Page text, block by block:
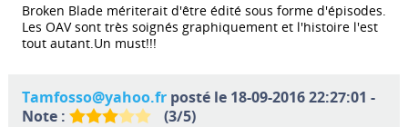
Broken Blade mériterait d'être édité sous forme d'épisodes.
Les OAV sont très soignés graphiquement et l'histoire l'est
tout autant.Un must!!!
Tamfosso@yahoo.frposté le 18-09-2016 22:27:01 -
Note :
(3/5)